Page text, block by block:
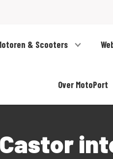
& Scooters
Over MotoPort